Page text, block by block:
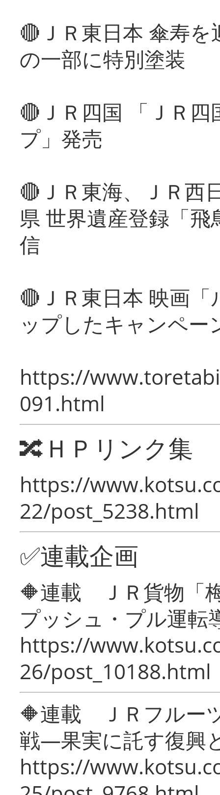
🔴ＪＲ東日本 傘寿
の一部に特別塗装
🔴ＪＲ四国 「ＪＲ
プ」発売
🔴ＪＲ東海、ＪＲ西
県 世界遺産登録「
信
🔴ＪＲ東日本 映画
ップしたキャンペー
https://
091.html
🔀ＨＰリンク集
https://
22/post_5238.html
✅連載企画
🔶連載 ＪＲ貨物「
プッシュ・プル運転
https://
26/post_10188.html
🔶連載 ＪＲフルー
戦―果実に託す復興
https://